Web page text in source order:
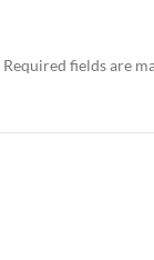
Required fields are